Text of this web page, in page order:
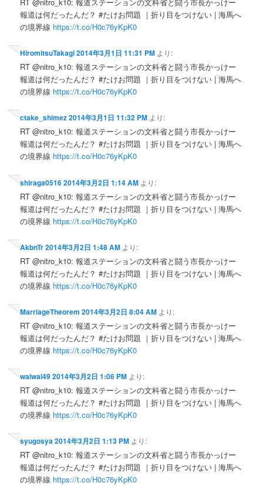
報道は何だったんだ？ #たけお問題 ｜折り目をつけない | 海馬へ
の境界線 https://t.co/H0c76yKpK0
HiromitsuTakagi2014年3月1日 11:31 PM より:
RT @nitro_k10: 報道ステーションの文科省と闘う市長かっけー
報道は何だったんだ？ #たけお問題 ｜折り目をつけない | 海馬へ
の境界線 https://t.co/H0c76yKpK0
ctake_shimez2014年3月1日 11:32 PM より:
RT @nitro_k10: 報道ステーションの文科省と闘う市長かっけー
報道は何だったんだ？ #たけお問題 ｜折り目をつけない | 海馬へ
の境界線 https://t.co/H0c76yKpK0
shiraga05162014年3月2日 1:14 AM より:
RT @nitro_k10: 報道ステーションの文科省と闘う市長かっけー
報道は何だったんだ？ #たけお問題 ｜折り目をつけない | 海馬へ
の境界線 https://t.co/H0c76yKpK0
AkbnTr2014年3月2日 1:48 AM より:
RT @nitro_k10: 報道ステーションの文科省と闘う市長かっけー
報道は何だったんだ？ #たけお問題 ｜折り目をつけない | 海馬へ
の境界線 https://t.co/H0c76yKpK0
MarriageTheorem 2014年3月2日 8:04 AM より:
RT @nitro_k10: 報道ステーションの文科省と闘う市長かっけー
報道は何だったんだ？ #たけお問題 ｜折り目をつけない | 海馬へ
の境界線 https://t.co/H0c76yKpK0
waiwai492014年3月2日 1:06 PM より:
RT @nitro_k10: 報道ステーションの文科省と闘う市長かっけー
報道は何だったんだ？ #たけお問題 ｜折り目をつけない | 海馬へ
の境界線 https://t.co/H0c76yKpK0
syugosya2014年3月2日 1:13 PM より:
RT @nitro_k10: 報道ステーションの文科省と闘う市長かっけー
報道は何だったんだ？ #たけお問題 ｜折り目をつけない | 海馬へ
の境界線 https://t.co/H0c76yKpK0